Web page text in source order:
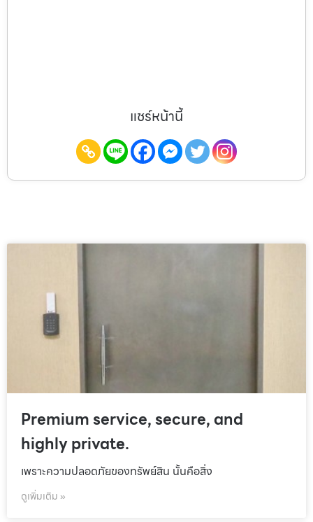
แชร์หน้านี้
Premium service, secure, and
highly private.
เพราะความปลอดภัยของทรัพย์สิน นั้นคือสิ่ง
ดูเพิ่มเติม »